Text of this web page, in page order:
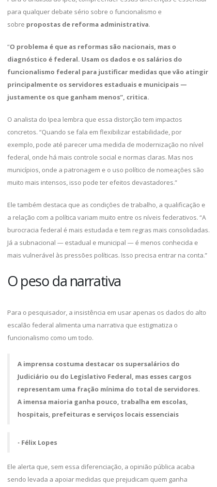
para qualquer debate sério sobre o funcionalismo e
sobre propostas de reforma administrativa.
“O problema é que as reformas são nacionais, mas o
diagnóstico é federal. Usam os dados e os salários do
funcionalismo federal para justificar medidas que vão atingir
principalmente os servidores estaduais e municipais —
justamente os que ganham menos”, critica.
O analista do Ipea lembra que essa distorção tem impactos
concretos. “Quando se fala em flexibilizar estabilidade, por
exemplo, pode até parecer uma medida de modernização no nível
federal, onde há mais controle social e normas claras. Mas nos
municípios, onde a patronagem e o uso político de nomeações são
muito mais intensos, isso pode ter efeitos devastadores.”
Ele também destaca que as condições de trabalho, a qualificação e
a relação com a política variam muito entre os níveis federativos. “A
burocracia federal é mais estudada e tem regras mais consolidadas.
Já a subnacional — estadual e municipal — é menos conhecida e
mais vulnerável às pressões políticas. Isso precisa entrar na conta.”
O peso da narrativa
Para o pesquisador, a insistência em usar apenas os dados do alto
escalão federal alimenta uma narrativa que estigmatiza o
funcionalismo como um todo.
A imprensa costuma destacar os supersalários do
Judiciário ou do Legislativo Federal, mas esses cargos
representam uma fração mínima do total de servidores.
A imensa maioria ganha pouco, trabalha em escolas,
hospitais, prefeituras e serviços locais essenciais
- Félix Lopes
Ele alerta que, sem essa diferenciação, a opinião pública acaba
sendo levada a apoiar medidas que prejudicam quem ganha